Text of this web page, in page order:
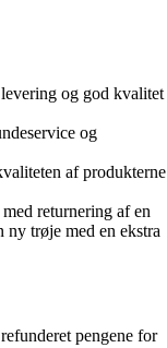
og god kvalitet
og
af produkterne
returnering af en
trøje med en ekstra
pengene for